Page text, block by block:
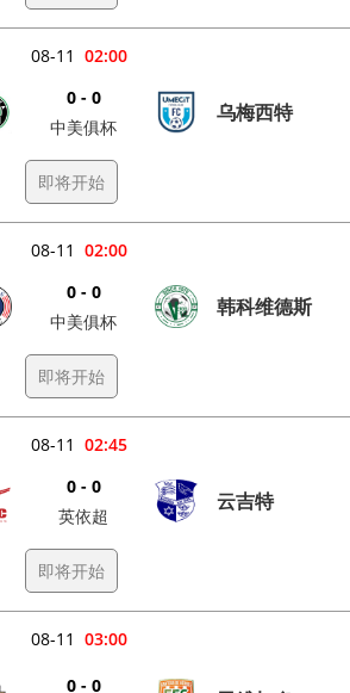
02:00
08-11
0 - 0
中美俱杯
乌梅西特
即将开始
02:00
08-11
0 - 0
中美俱杯
韩科维德斯
即将开始
02:45
08-11
0 - 0
英依超
云吉特
即将开始
03:00
08-11
0 - 0